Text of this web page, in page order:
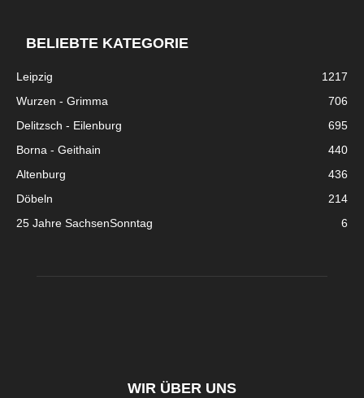
BELIEBTE KATEGORIE
Leipzig
1217
Wurzen - Grimma
706
Delitzsch - Eilenburg
695
Borna - Geithain
440
Altenburg
436
Döbeln
214
25 Jahre SachsenSonntag
6
WIR ÜBER UNS